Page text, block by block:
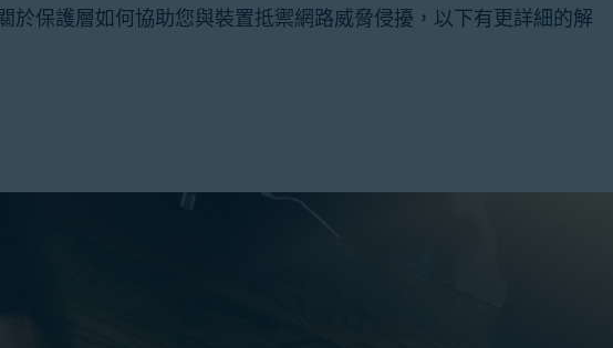
於保護層如何協助您與裝置抵禦網路威脅侵擾，以下有更詳細的解